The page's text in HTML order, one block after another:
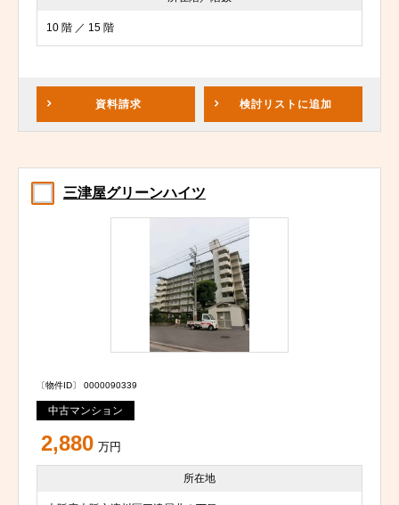
10 階 ／ 15 階
資料請求 検討リスト に追加
三津屋グリーンハイツ
〔物件ID〕 0000090339
中古マンション
2,880 万円
所在地